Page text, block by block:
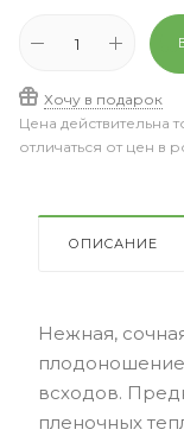
Хочу в подарок
Цена действительна
отличаться от цен в
ОПИСАНИЕ
Нежная,
всходов.
пленочных